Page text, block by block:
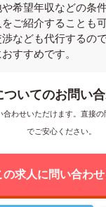
希望年収などの条
ご紹介することも
なども代行するの
すすめです。
ついてのお問い
合わせいただけます。直接
でご安心ください。
の求人に問い合わ